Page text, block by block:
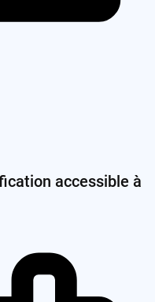
accessible à